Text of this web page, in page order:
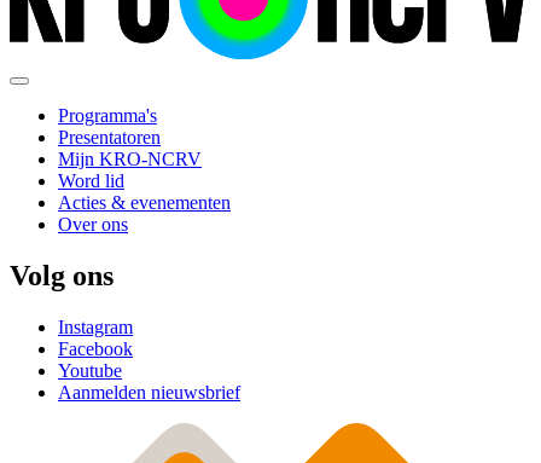
Programma's
Presentatoren
Mijn KRO-NCRV
Word lid
Acties & evenementen
Over ons
Volg ons
Instagram
Facebook
Youtube
Aanmelden nieuwsbrief